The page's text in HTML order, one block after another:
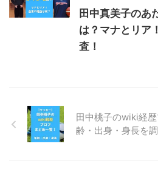
田中真美子のあ
は？マナとリア
査！
田中桃子のwiki経
齢・出身・身長を